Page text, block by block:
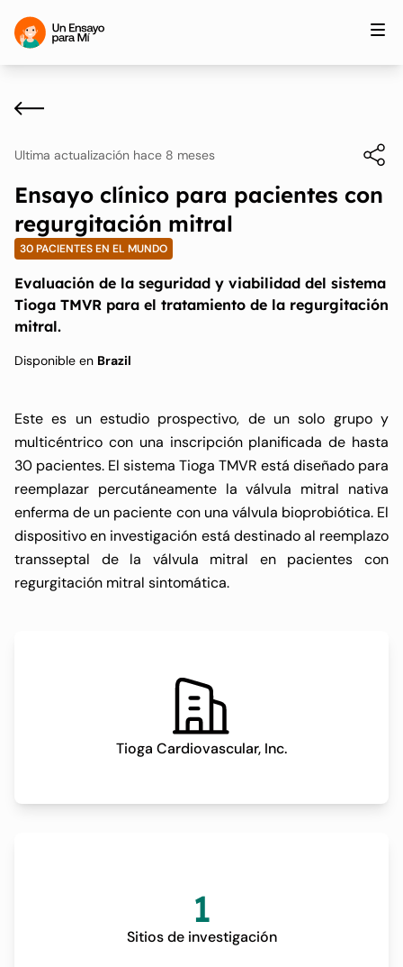
Ultima actualización hace 8 meses
Ensayo clínico para pacientes con
regurgitación mitral
30 PACIENTES EN EL MUNDO
Evaluación de la seguridad y viabilidad del sistema
Tioga TMVR para el tratamiento de la regurgitación
mitral.
Disponible en Brazil
Este es un estudio prospectivo, de un solo grupo y
multicéntrico con una inscripción planificada de hasta
30 pacientes. El sistema Tioga TMVR está diseñado para
reemplazar percutáneamente la válvula mitral nativa
enferma de un paciente con una válvula bioprobiótica. El
dispositivo en investigación está destinado al reemplazo
transseptal de la válvula mitral en pacientes con
regurgitación mitral sintomática.
Tioga Cardiovascular, Inc.
1
Sitios de investigación